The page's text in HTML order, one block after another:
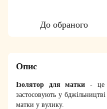
До обраного
Опис
Ізолятор для матки - це
застосовують у
матки у вулику.